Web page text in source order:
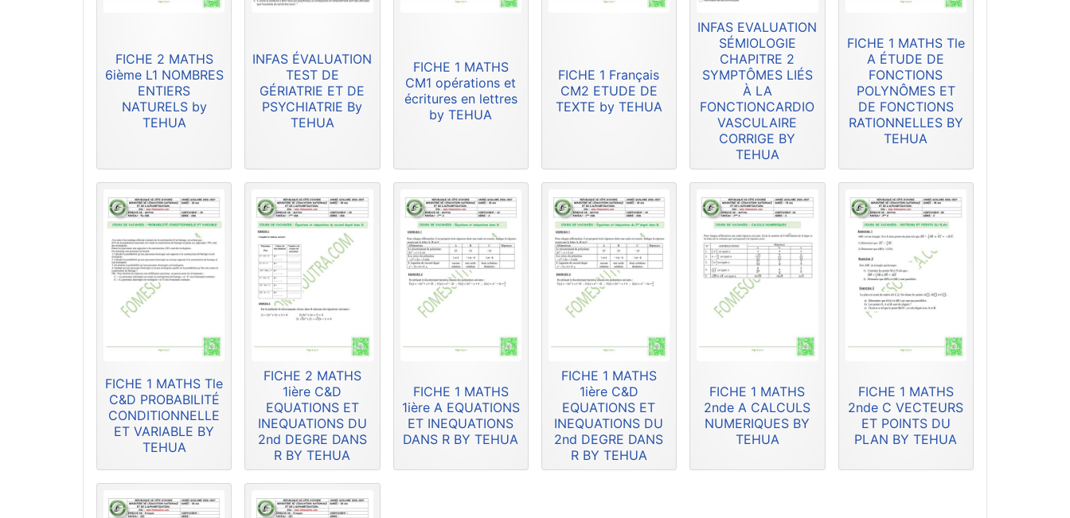
FICHE 2 MATHS
6ième L1 NOMBRES
ENTIERS
NATURELS by
TEHUA
INFAS ÉVALUATION
TEST DE
GÉRIATRIE ET DE
PSYCHIATRIE By
TEHUA
FICHE 1 MATHS
CM1 opérations et
écritures en lettres
by TEHUA
FICHE 1 Français
CM2 ETUDE DE
TEXTE by TEHUA
INFAS EVALUATION
SÉMIOLOGIE
CHAPITRE 2
SYMPTÔMES LIÉS
À LA
FONCTIONCARDIO
VASCULAIRE
CORRIGE BY
TEHUA
FICHE 1 MATHS Tle
A ÉTUDE DE
FONCTIONS
POLYNÔMES ET
DE FONCTIONS
RATIONNELLES BY
TEHUA
FICHE 1 MATHS Tle
C&D PROBABILITÉ
CONDITIONNELLE
ET VARIABLE BY
TEHUA
FICHE 2 MATHS
1ière C&D
EQUATIONS ET
INEQUATIONS DU
2nd DEGRE DANS
R BY TEHUA
FICHE 1 MATHS
1ière A EQUATIONS
ET INEQUATIONS
DANS R BY TEHUA
FICHE 1 MATHS
1ière C&D
EQUATIONS ET
INEQUATIONS DU
2nd DEGRE DANS
R BY TEHUA
FICHE 1 MATHS
2nde A CALCULS
NUMERIQUES BY
TEHUA
FICHE 1 MATHS
2nde C VECTEURS
ET POINTS DU
PLAN BY TEHUA